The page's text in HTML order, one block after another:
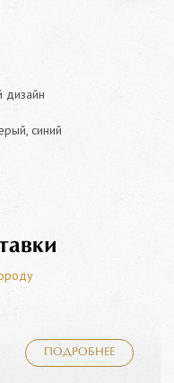
дизайн
синий
ПОДРОБНЕЕ